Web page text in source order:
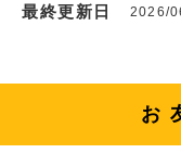
最終更新日 2026/
お